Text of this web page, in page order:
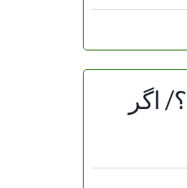
اگر